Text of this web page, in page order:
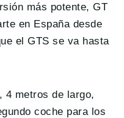
más potente, GT
en España desde
el GTS se va hasta
4 metros de largo,
coche para los